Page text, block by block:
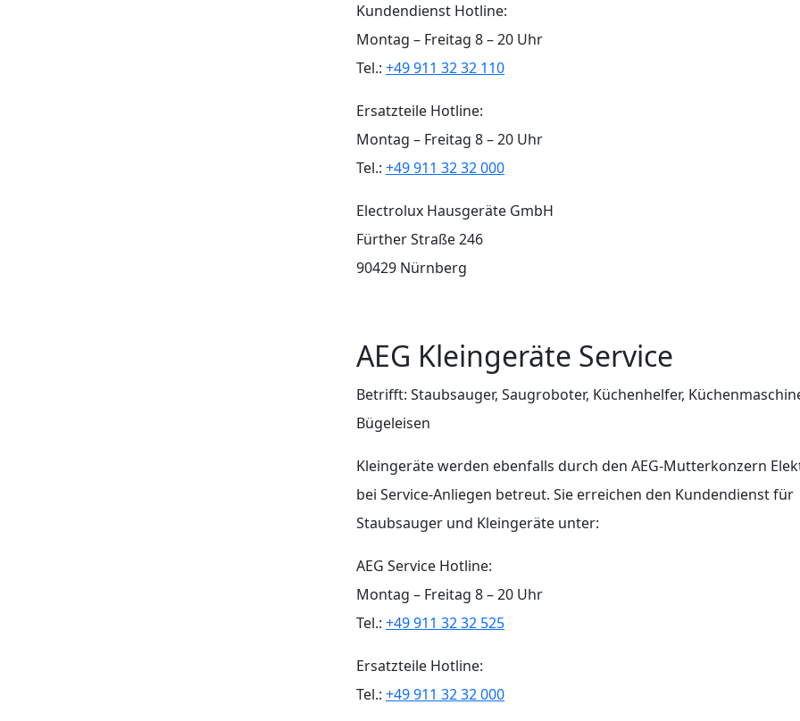
Kundendienst Hotline:
Montag – Freitag 8 – 20 Uhr
Tel.: +49 911 32 32 110
Ersatzteile Hotline:
Montag – Freitag 8 – 20 Uhr
Tel.: +49 911 32 32 000
Electrolux Hausgeräte GmbH
Fürther Straße 246
90429 Nürnberg
AEG Kleingeräte Service
Betrifft: Staubsauger, Saugroboter, Küchenhelfer,
Bügeleisen
Kleingeräte werden ebenfalls durch den AEG-Mutterkonzern
bei Service-Anliegen betreut. Sie erreichen den Kundendienst für
Staubsauger und Kleingeräte unter:
AEG Service Hotline:
Montag – Freitag 8 – 20 Uhr
Tel.: +49 911 32 32 525
Ersatzteile Hotline:
Tel.: +49 911 32 32 000